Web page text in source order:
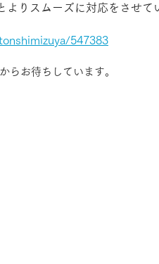
よりスムーズに対応をさせて
547383
らお待ちしています。